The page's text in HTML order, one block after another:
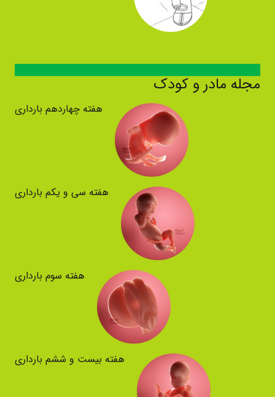
مجله مادر و کودک
هفته چهاردهم بارداری
هفته سی و یکم بارداری
هفته سوم بارداری
هفته بیست و ششم بارداری